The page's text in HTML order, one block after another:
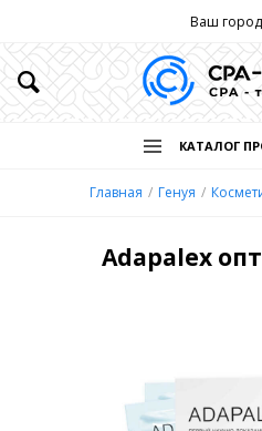
Ваш
КАТАЛОГ
Главная Генуя
Adapalex